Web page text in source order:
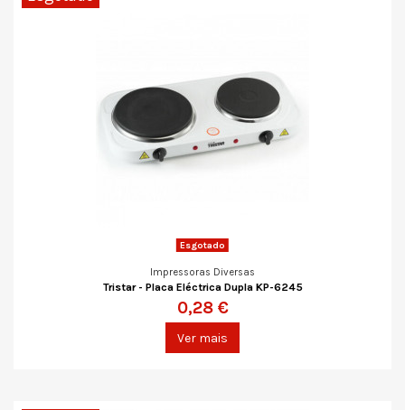
Esgotado
Impressoras Diversas
Tristar - Placa Eléctrica Dupla KP-6245
0,28 €
Ver mais